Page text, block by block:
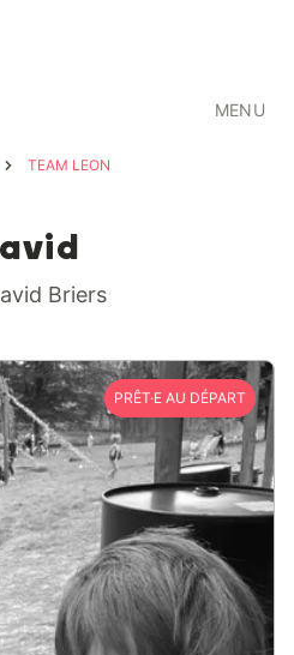
MENU
TEAM LEON
Briers
PRÊT·E AU DÉPART